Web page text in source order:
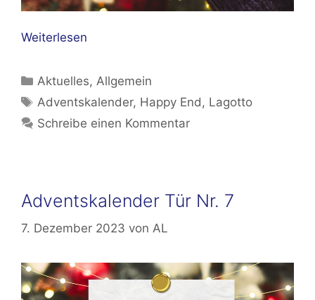
Weiterlesen
Kategorien
Aktuelles,Allgemein
Schlagwörter
Adventskalender, Happy End, Lagotto
Schreibe einen Kommentar
Adventskalender Tür Nr. 7
7. Dezember 2023 von AL